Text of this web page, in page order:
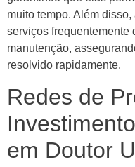
muito tempo. Além
serviços frequentemente
manutenção,
resolvido rapidamente.
Redes de
em Doutor